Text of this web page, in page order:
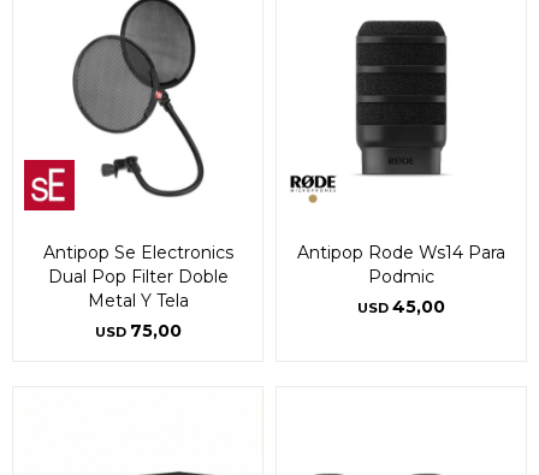
Antipop Se Electronics
Dual Pop Filter Doble
Metal Y Tela
USD 75,00
Antipop Rode Ws14 Para
Podmic
USD 45,00